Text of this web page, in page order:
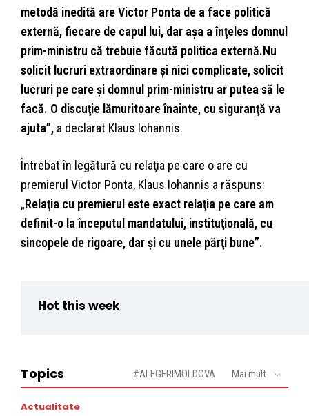
metodă inedită are Victor Ponta de a face politică
externă, fiecare de capul lui, dar aşa a înţeles domnul
prim-ministru că trebuie făcută politica externă.Nu
solicit lucruri extraordinare şi nici complicate, solicit
lucruri pe care şi domnul prim-ministru ar putea să le
facă. O discuţie lămuritoare înainte, cu siguranţă va
ajuta”, a declarat Klaus Iohannis.
Întrebat în legătură cu relaţia pe care o are cu
premierul Victor Ponta, Klaus Iohannis a răspuns:
„Relaţia cu premierul este exact relaţia pe care am
definit-o la începutul mandatului, instituţională, cu
sincopele de rigoare, dar şi cu unele părţi bune”.
Hot this week
Topics #ALEGERIMOLDOVA Mai mult
Actualitate